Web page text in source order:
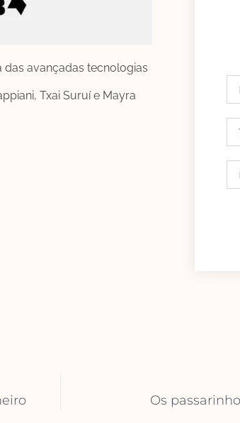
das avançadas tecnologias
Txai Suruí e Mayra
Os